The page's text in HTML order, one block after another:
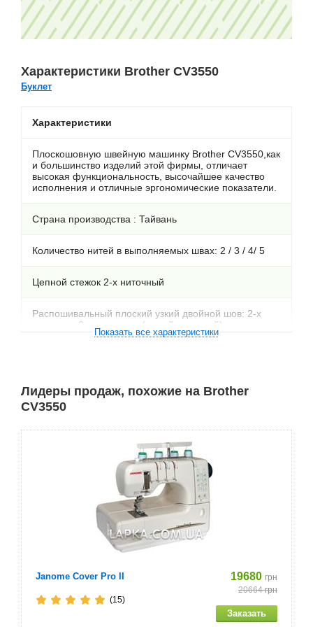
Характеристики Brother CV3550
Буклет
Характеристики
Плоскошовную швейную машинку Brother CV3550,как
и большинство изделий этой фирмы, отличает
высокая функциональность, высочайшее качество
исполнения и отличные эргономические показатели.
Страна производства : Тайвань
Количество нитей в выполняемых швах: 2 / 3 / 4/ 5
Цепной стежок 2-х ниточный
Распошивальный плоский узкий двойной шов: 2-х
игольные 3-х ниточные (левый и правый)
Распошивальный плоский широкий тройной шов: 3-х
игольные 4-х ниточные
Плоский шов с верхним застилом
Дифференциальная подача: да
Коэффициент дифференциала: 0,5 — 2,25
Максимальная длина стежка, мм. 4
Максимальная ширина стежка, мм. 6
Показать все характеристики
Лидеры продаж, похожие на Brother
CV3550
Janome Cover Pro II 19680 грн
20664грн
(15)